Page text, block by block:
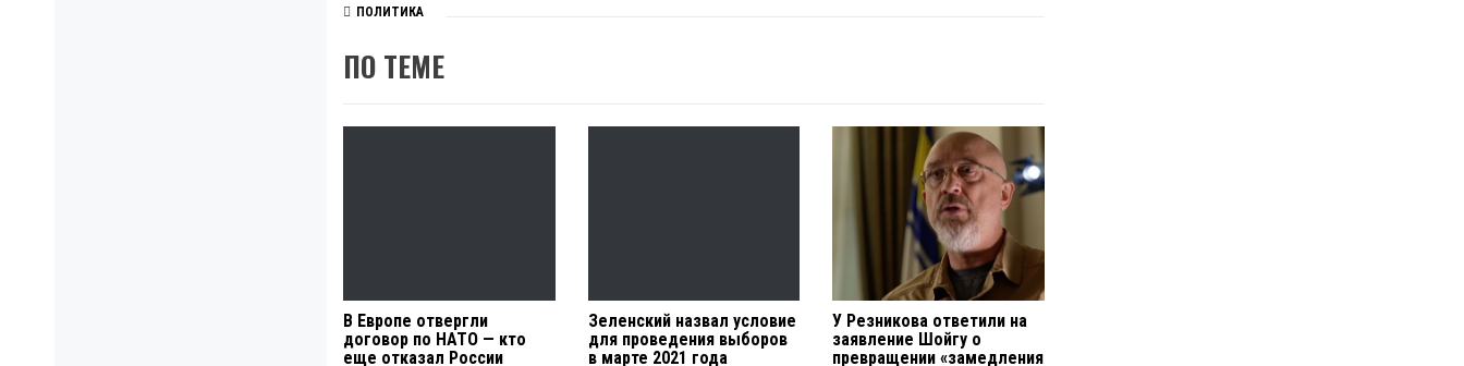
ПОЛИТИКА
ПО ТЕМЕ
В Европе отвергли
договор по НАТО — кто
еще отказал России
Зеленский назвал условие
для проведения выборов
в марте 2021 года
У Резникова ответили на
заявление Шойгу о
превращении «замедления